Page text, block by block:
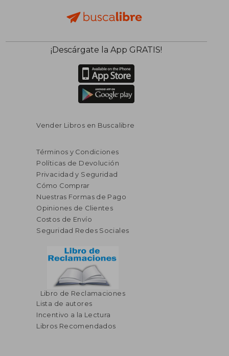
$ 90.16
$ 54.09
45%
dcto.
40%
dcto.
$ 44.66
$ 26.80
¡Descárgate la App GRATIS!
Vender Libros en Buscalibre
Términos y Condiciones
Políticas de Devolución
Privacidad y Seguridad
Cómo Comprar
Nuestras Formas de Pago
Opiniones de Clientes
Costos de Envío
Seguridad Redes Sociales
Libro de Reclamaciones
Lista de autores
Incentivo a la Lectura
Libros Recomendados